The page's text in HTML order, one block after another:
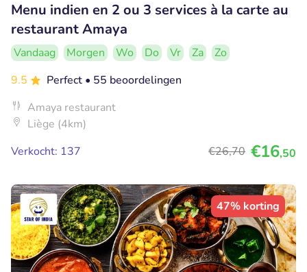
Menu indien en 2 ou 3 services à la carte au
restaurant Amaya
Vandaag Morgen Wo Do Vr Za
Zo
9.5
Perfect • 55 beoordelingen
Amaya restaurant
Liège (4km)
Verkocht: 137
€26,70 €16,50
47% korting